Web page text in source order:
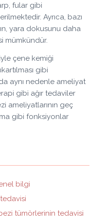
fular gibi
Ayrıca, bazı
yara dokusunu daha
mümkündür.
çene kemiği
gibi
aynı nedenle ameliyat
gibi ağır tedaviler
ameliyatlarının geç
gibi fonksiyonlar
bilgi
tümörlerinin tedavisi